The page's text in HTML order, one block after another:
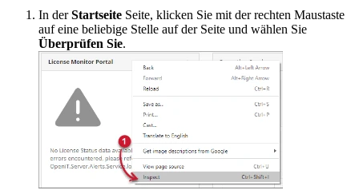
In derStartseite Seite, klicken Sie mit der rechten Maustaste
auf eine beliebige Stelle auf der Seite und wählen Sie
Überprüfen Sie.